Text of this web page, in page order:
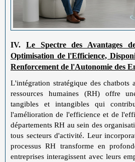
IV. Le Spectre des Avantages
Optimisation de l'Efficience,
Renforcement de l'Autonomie des
L'intégration stratégique des chatbots
ressources humaines (RH) offre
tangibles et intangibles qui
l'amélioration de l'efficience et de
départements RH au sein des
tous secteurs d'activité. Leur
processus RH transforme en
entreprises interagissent avec leurs